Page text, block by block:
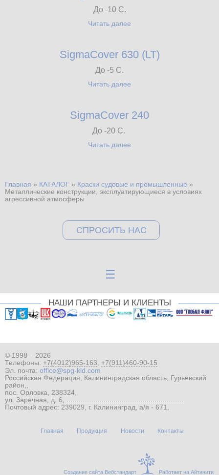
До -10 С.
Читать далее
SigmaCover 630 (LT)
До -5 С.
Читать далее
SigmaCover 240
До -20 С.
Читать далее
Вы здесь
Главная » КАТАЛОГ » Краски судовые и промышленные »
Металлические конструкции, эксплуатирующиеся в условиях
агрессивной атмосферы
СПРОСИТЬ НАС
☰
НАШИ ПАРТНЕРЫ И КЛИЕНТЫ
© 1998 – 2026
Телефоны: +7(4012)965-163 +7(911)460-90-15
Эл. почта: office@spg-kld.com
Российская Федерация, Калининградская область, Гурьевский
район,,
пос. Орловка, 238324,
ул. Заречная, д. 6, ............................................................
Почтовый адрес: 239029, г. Калининград, а/я - 671,
Главная Продукция Новости Контакты
Создание сайта Вебстандарт Работает на Айтинити